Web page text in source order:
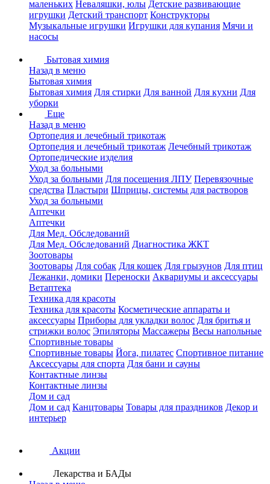
маленьких Неваляшки, юлы Детские развивающие
игрушки Детский транспорт Конструкторы
Музыкальные игрушки Игрушки для купания Мячи и
насосы
Бытовая химия
Назад в меню
Бытовая химия
Бытовая химия Для стирки Для ванной Для кухни Для
уборки
Еще
Назад в меню
Ортопедия и лечебный трикотаж
Ортопедия и лечебный трикотаж Лечебный трикотаж
Ортопедические изделия
Уход за больными
Уход за больными Для посещения ЛПУ Перевязочные
средства Пластыри Шприцы, системы для растворов
Уход за больными
Аптечки
Аптечки
Для Мед. Обследований
Для Мед. Обследований Диагностика ЖКТ
Зоотовары
Зоотовары Для собак Для кошек Для грызунов Для птиц
Лежанки, домики Переноски Аквариумы и аксессуары
Ветаптека
Техника для красоты
Техника для красоты Косметические аппараты и
аксессуары Приборы для укладки волос Для бритья и
стрижки волос Эпиляторы Массажеры Весы напольные
Спортивные товары
Спортивные товары Йога, пилатес Спортивное питание
Аксессуары для спорта Для бани и сауны
Контактные линзы
Контактные линзы
Дом и сад
Дом и сад Канцтовары Товары для праздников Декор и
интерьер
Акции
Лекарства и БАДы